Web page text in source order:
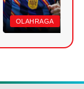
OLAHRAGA